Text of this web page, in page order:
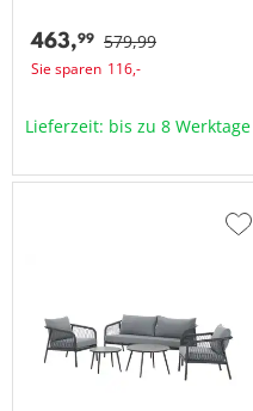
579,99
463,99
116,-
Sie sparen
Lieferzeit: bis zu 8 Werktage
Zur